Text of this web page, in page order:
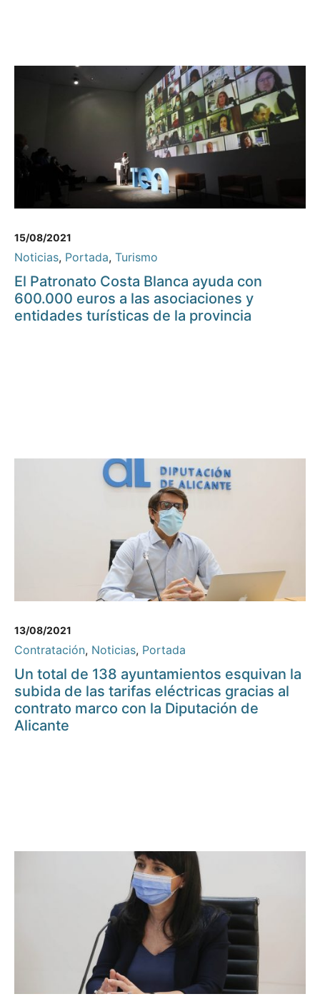
15/08/2021
Noticias, Portada, Turismo
El Patronato Costa Blanca ayuda con
600.000 euros a las asociaciones y
entidades turísticas de la provincia
13/08/2021
Contratación, Noticias, Portada
Un total de 138 ayuntamientos esquivan la
subida de las tarifas eléctricas gracias al
contrato marco con la Diputación de
Alicante